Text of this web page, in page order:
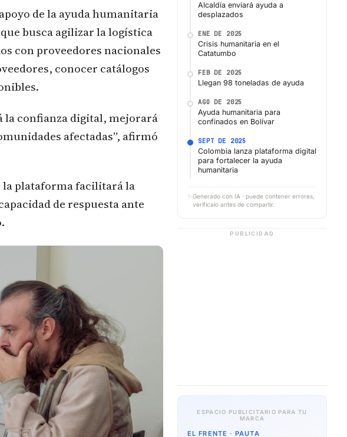
de la ayuda humanitaria
busca agilizar la logística
con proveedores nacionales
conocer catálogos
la confianza digital, mejorará
afectadas”, afirmó
la plataforma facilitará la
de respuesta ante
Alcaldía enviará ayuda a
desplazados
ENE DE 2025
Crisis humanitaria en el
Catatumbo
FEB DE 2025
Llegan 98 toneladas de ayuda
AGO DE 2025
Ayuda humanitaria para
confinados en Bolívar
SEPT DE 2025
Colombia lanza plataforma digital
para fortalecer la ayuda
humanitaria
✨ Generado con IA · puede contener errores,
verifícalo antes de compartir.
PUBLICIDAD
ESPACIO PUBLICITARIO PARA TU
MARCA
EL FRENTE · PAUTA